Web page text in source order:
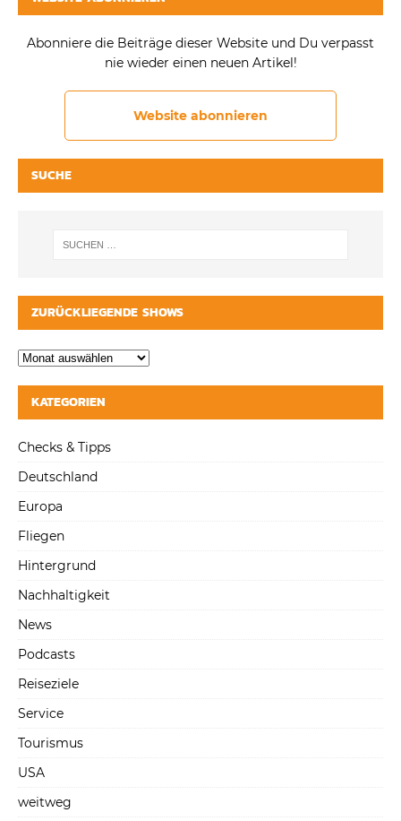
Abonniere die Beiträge dieser Website und Du verpasst
nie wieder einen neuen Artikel!
Website abonnieren
SUCHE
ZURÜCKLIEGENDE SHOWS
KATEGORIEN
Checks & Tipps
Deutschland
Europa
Fliegen
Hintergrund
Nachhaltigkeit
News
Podcasts
Reiseziele
Service
Tourismus
USA
weitweg